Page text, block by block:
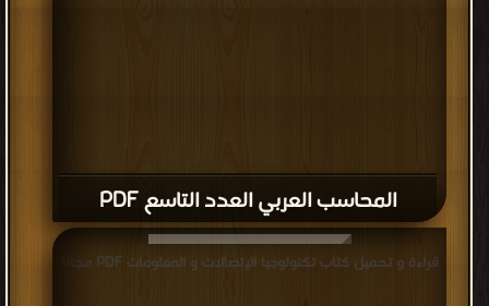
المحاسب العربي العدد التاسع PDF
قراءة و تحميل كتاب تكنولوجيا الإتصالات و المعلومات PDF مجانا